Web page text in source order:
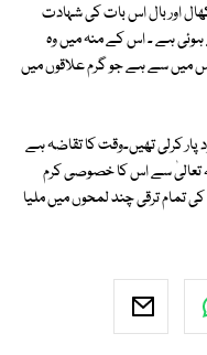
اور بال اس بات کی شہادت
ہے ۔ اس کے منہ میں وہ
سے ہے جو گرم علاقوں میں
کرلی تھیں۔وقت کا تقاضہ ہے
اﷲ تعالیٰ سے اس کا خصوصی کرم
تمام ترقی چند لمحوں میں ملیا